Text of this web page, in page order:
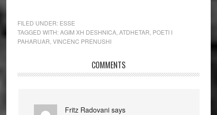
FILED UNDER: ESSE
TAGGED WITH:AGIM XH DESHNICA, ATDHETAR POETI I
PAHARUAR VINCENC PRENUSHI
COMMENTS
Fritz Radovani says